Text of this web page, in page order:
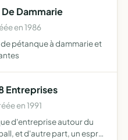
Dammarie
en 1986
pétanque à dammarie et
Entreprises
en 1991
d'entreprise autour du
et d'autre part, un esprit